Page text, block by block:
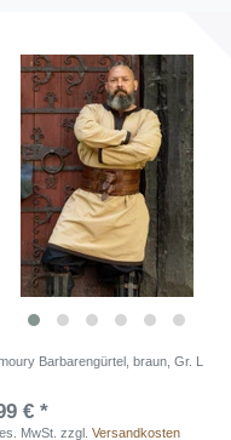
Barbarengürtel, braun, Gr. L
€ *
MwSt. zzgl.Versandkosten